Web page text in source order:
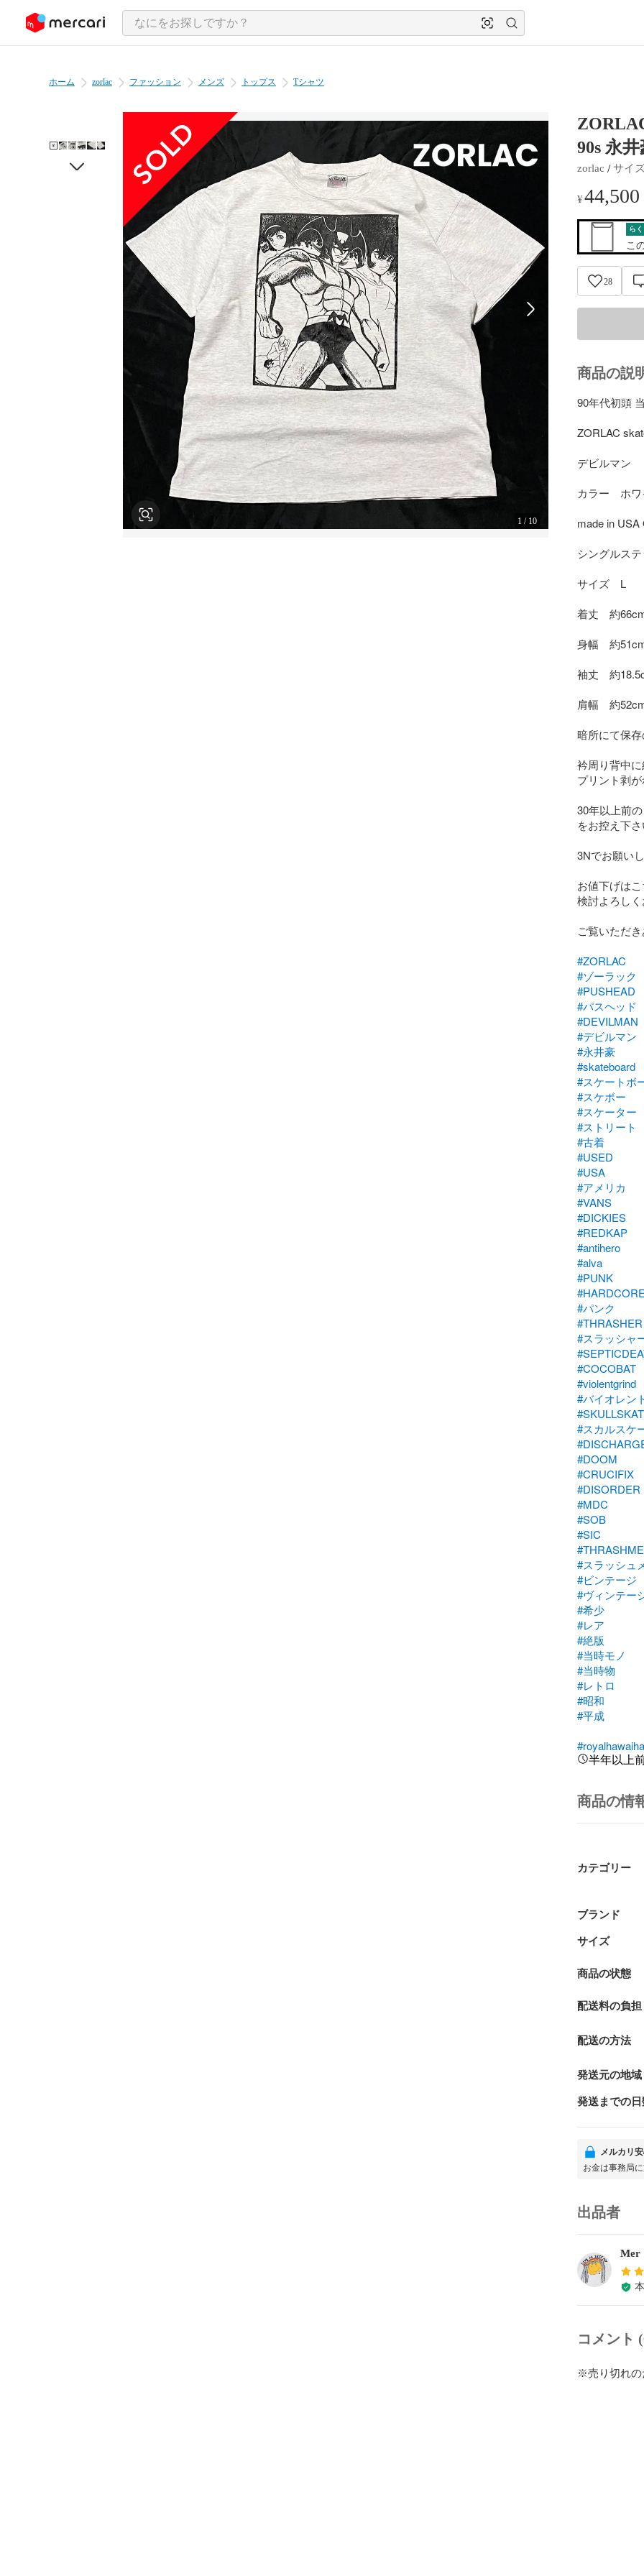
ツにスキップ
ホーム zorlac ファッション メンズ トップス Tシャツ
1/ 10
90s 永
zorlac / サイ
¥44,500
ら
こ
28
商品の説
90年代初頭
ZORLAC
デビルマン
カラー　ホ
made in USA
シングルス
サイズ　L
着丈　約
身幅　約
袖丈　約
肩幅　約
暗所にて保
衿周り背中
プリント剥
30年以上前
をお控え下
3Nでお願い
お値下げは
検討よろし
ご覧いただ
#ZORLAC
#ゾーラック
#PUSHEAD
#パスヘッド
#DEVILMAN
#デビルマン
#永井豪
#skateboard
#スケートボ
#スケボー
#スケーター
#ストリート
#古着
#USED
#USA
#アメリカ
#VANS
#DICKIES
#REDKAP
#antihero
#alva
#PUNK
#パンク
#THRASHER
#スラッシャ
#COCOBAT
#violentgrind
#バイオレン
#スカルスケ
#DOOM
#CRUCIFIX
#DISORDER
#MDC
#SOB
#SIC
#スラッシュ
#ビンテージ
#ヴィンテー
#希少
#レア
#絶版
#当時モノ
#当時物
#レトロ
#昭和
#平成
半年以上
商品の情
カテゴリー
ブランド
サイズ
商品の状態
配送料の負担
配送の方法
発送元の地域
発送までの日
メルカリ
お金は事務局
出品者
Mer
コメント
※売り切れの